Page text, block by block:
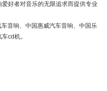
爱好者对音乐的无限追求而提供专业
音响、中国惠威汽车音响、中国乐
cd机。